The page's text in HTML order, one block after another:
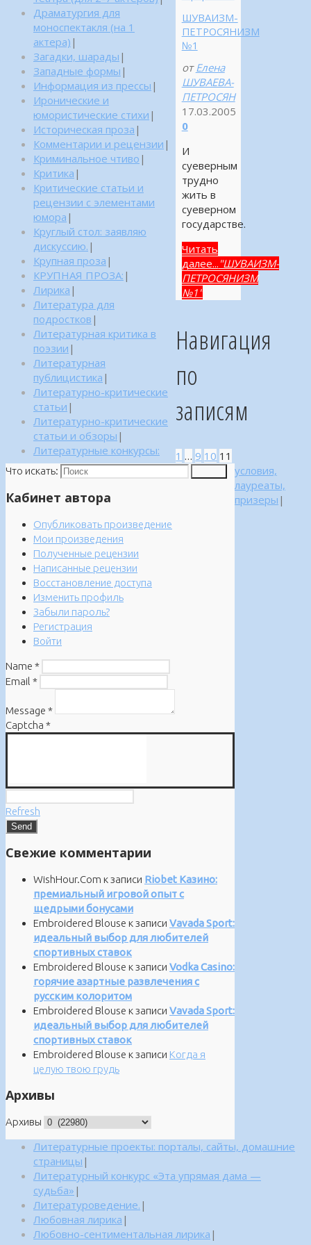
ШУВАИЗМ-
ПЕТРОСЯНИЗМ
№1
от Елена
ШУВАЕВА-
ПЕТРОСЯН
17.03.2005
0
И
суеверным
трудно
жить в
суеверном
государстве.
Читать
далее... "ШУВАИЗМ-
ПЕТРОСЯНИЗМ
№1"
Навигация
по
записям
1 … 9 10 11
Что искать:
Кабинет автора
Опубликовать произведение
Мои произведения
Полученные рецензии
Написанные рецензии
Восстановление доступа
Изменить профиль
Забыли пароль?
Регистрация
Войти
Name *
Email *
Message *
Captcha *
Refresh
Свежие комментарии
WishHour.Com к записи Riobet Казино:
премиальный игровой опыт с
щедрыми бонусами
Embroidered Blouse к записи Vavada Sport:
идеальный выбор для любителей
спортивных ставок
Embroidered Blouse к записи Vodka Casino:
горячие азартные развлечения с
русским колоритом
Embroidered Blouse к записи Vavada Sport:
идеальный выбор для любителей
спортивных ставок
Embroidered Blouse к записи Когда я
целую твою грудь
Архивы
Архивы
Драматургия для
моноспектакля (на 1
актера) |
Загадки, шарады |
Западные формы |
Информация из прессы |
Иронические и
юмористические стихи |
Историческая проза |
Комментарии и рецензии |
Криминальное чтиво |
Критика |
Критические статьи и
рецензии с элементами
юмора |
Круглый стол: заявляю
дискуссию. |
Крупная проза |
КРУПНАЯ ПРОЗА: |
Лирика |
Литература для
подростков |
Литературная критика в
поэзии |
Литературная
публицистика |
Литературно-критические
статьи |
Литературно-критические
статьи и обзоры |
Литературные конкурсы:
условия,
лауреаты,
призеры |
Литературные проекты: порталы, сайты, домашние
страницы |
Литературный конкурс «Эта упрямая дама —
судьба» |
Литературоведение. |
Любовная лирика |
Любовно-сентиментальная лирика |